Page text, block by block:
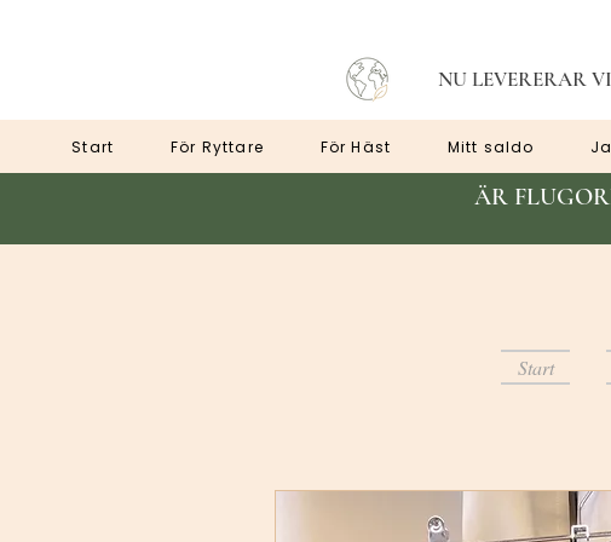
NU LEVERERAR
Start För Ryttare För Häst Mitt saldo
ÄR
Start